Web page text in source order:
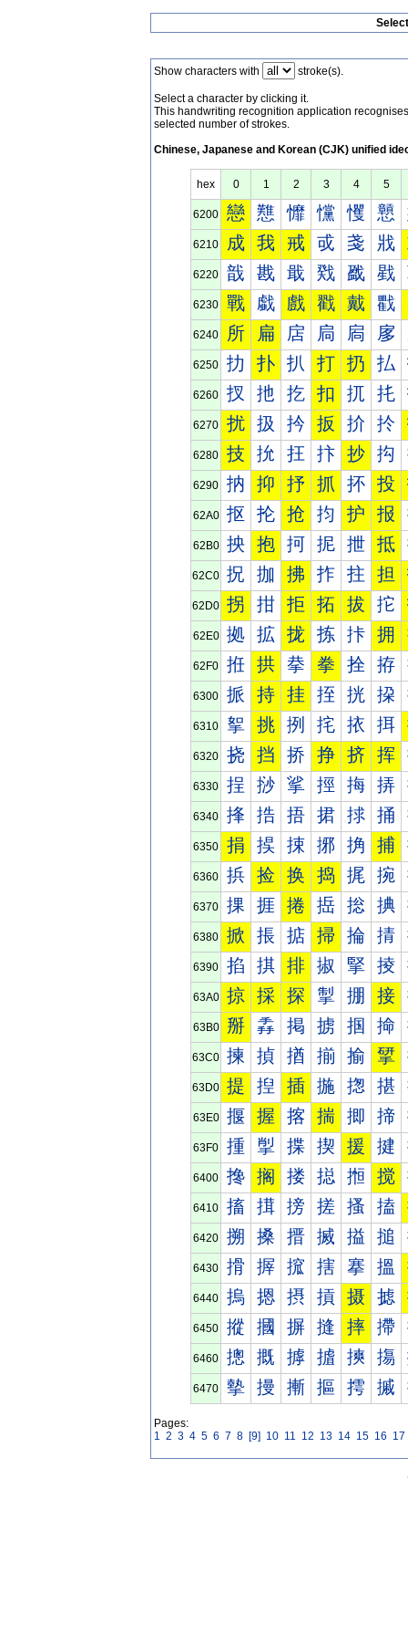
Show characters with stroke(s).
Select a character by clicking it.
This handwriting recognition application
selected number of strokes.
Chinese, Japanese and Korean (CJK) unified
hex 0 1 2 3 4 5
6200 戀 戁 戂 戃 戄 戅
6210 成 我 戒 戓 戔 戕
6220 戠 戡 戢 戣 戤 戥
6230 戰 戱 戲 戳 戴 戵
6240 所 扁 扂 扃 扄 扅
6250 扐 扑 扒 打 扔 払
6260 扠 扡 扢 扣 扤 扥
6270 扰 扱 扲 扳 扴 扵
6280 技 抁 抂 抃 抄 抅
6290 抐 抑 抒 抓 抔 投
62A0 抠 抡 抢 抣 护 报
62B0 抰 抱 抲 抳 抴 抵
62C0 拀 拁 拂 拃 拄 担
62D0 拐 拑 拒 拓 拔 拕
62E0 拠 拡 拢 拣 拤 拥
62F0 拰 拱 拲 拳 拴 拵
6300 挀 持 挂 挃 挄 挅
6310 挐 挑 挒 挓 挔 挕
6320 挠 挡 挢 挣 挤 挥
6330 挰 挱 挲 挳 挴 挵
6340 捀 捁 捂 捃 捄 捅
6350 捐 捑 捒 捓 捔 捕
6360 捠 捡 换 捣 捤 捥
6370 捰 捱 捲 捳 捴 捵
6380 掀 掁 掂 掃 掄 掅
6390 掐 掑 排 掓 掔 掕
63A0 掠 採 探 掣 掤 接
63B0 掰 掱 掲 掳 掴 掵
63C0 揀 揁 揂 揃 揄 揅
63D0 提 揑 插 揓 揔 揕
63E0 揠 握 揢 揣 揤 揥
63F0 揰 揱 揲 揳 援 揵
6400 搀 搁 搂 搃 搄 搅
6410 搐 搑 搒 搓 搔 搕
6420 搠 搡 搢 搣 搤 搥
6430 搰 搱 搲 搳 搴 搵
6440 摀 摁 摂 摃 摄 摅
6450 摐 摑 摒 摓 摔 摕
6460 摠 摡 摢 摣 摤 摥
6470 摰 摱 摲 摳 摴 摵
Pages:
1 2 3 4 5 6 7 8 [9] 10 11 12 13 14 15 16 17